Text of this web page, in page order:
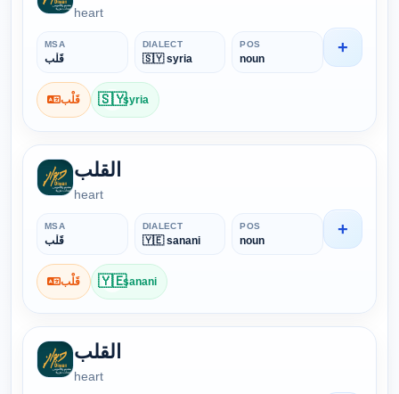
heart
MSA
قَلْب
DIALECT
🇸🇾 syria
POS
noun
قَلْب 🇸🇾syria
+
القلب
heart
MSA
قَلْب
DIALECT
🇾🇪 sanani
POS
noun
قَلْب 🇾🇪sanani
+
القلب
heart